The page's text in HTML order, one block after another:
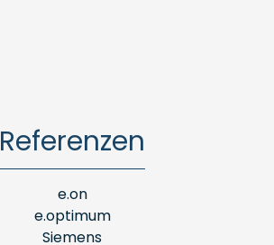
Referenzen
e.on
e.optimum
Siemens